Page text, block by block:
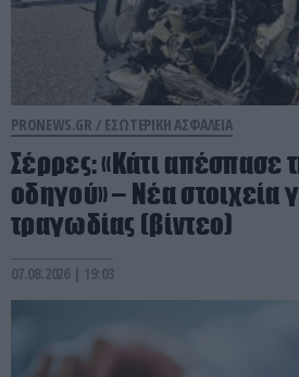
PRONEWS.GR / ΕΣΩΤΕΡΙΚΗ ΑΣΦΑΛΕΙΑ
Σέρρες: «Κάτι απέσπασε
οδηγού» – Νέα στοιχεία
τραγωδίας (βίντεο)
07.08.2026 | 19:03